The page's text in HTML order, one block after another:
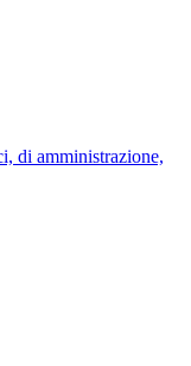
di amministrazione,